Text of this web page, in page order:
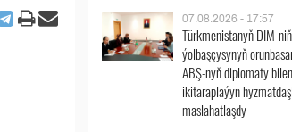
07.08.2026 - 17:57
Türkmenistanyň DIM-niň
ýolbaşçysynyň
ABŞ-nyň diplomaty bilen
ikitaraplaýyn
maslahatlaşdy